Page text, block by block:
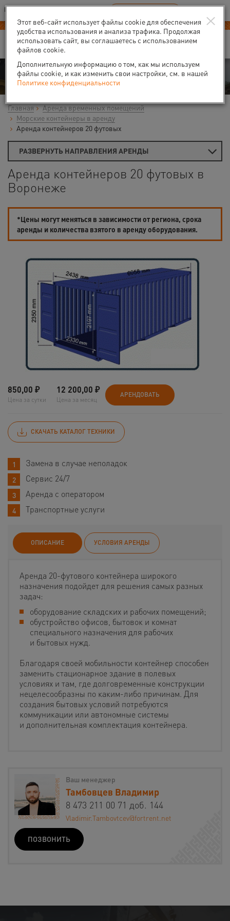
Ваш город:Воронеж
В Вашем регионе нет наших офисов RU EN
Аренда
Главная
Аренда временных помещений
Морские контейнеры в аренду
Аренда контейнеров 20 футовых
РАЗВЕРНУТЬ НАПРАВЛЕНИЯ АРЕНДЫ
Аренда контейнеров 20 футовых в
Воронеже
*Цены могут меняться в зависимости от региона, срока
аренды и количества взятого в аренду оборудования.
850,00 ₽
Цена за сутки
12 200,00 ₽
Цена за месяц
АРЕНДОВАТЬ
СКАЧАТЬ КАТАЛОГ ТЕХНИКИ
Замена в случае неполадок
Сервис 24/7
Аренда с оператором
Транспортные услуги
ОПИСАНИЕ УСЛОВИЯ АРЕНДЫ
Аренда 20-футового контейнера широкого
назначения подойдет для решения самых разных
задач:
оборудование складских и рабочих помещений;
обустройство офисов, бытовок и комнат
специального назначения для рабочих
и бытовых нужд.
Благодаря своей мобильности контейнер способен
заменить стационарное здание в полевых
условиях и там, где долговременные конструкции
нецелесообразны по каким-либо причинам. Для
создания бытовых условий потребуются
коммуникации или автономные системы
и дополнительная комплектация контейнера.
Ваш менеджер
Тамбовцев Владимир
8 473 211 00 71 доб. 144
Vladimir.Tambovtcev@fortrent.net
ПОЗВОНИТЬ
×
Этот веб-сайт использует файлы cookie для обеспечения
удобства использования и анализа трафика. Продолжая
использовать сайт, вы соглашаетесь с использованием
файлов cookie.
Дополнительную информацию о том, как мы используем
файлы cookie, и как изменить свои настройки, см. в нашей
Политике конфиденциальности